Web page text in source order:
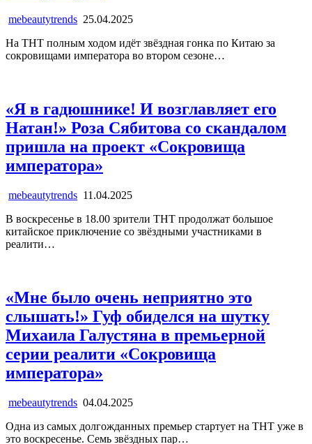
mebeautytrends 25.04.2025
На ТНТ полным ходом идёт звёздная гонка по Китаю за
сокровищами императора во втором сезоне…
«Я в гадюшнике! И возглавляет его
Натан!» Роза Сябитова со скандалом
пришла на проект «Сокровища
императора»
mebeautytrends 11.04.2025
В воскресенье в 18.00 зрители ТНТ продолжат большое
китайское приключение со звёздными участниками в
реалити…
«Мне было очень неприятно это
слышать!» Гуф обиделся на шутку
Михаила Галустяна в премьерной
серии реалити «Сокровища
императора»
mebeautytrends 04.04.2025
Одна из самых долгожданных премьер стартует на ТНТ уже в
это воскресенье. Семь звёздных пар…